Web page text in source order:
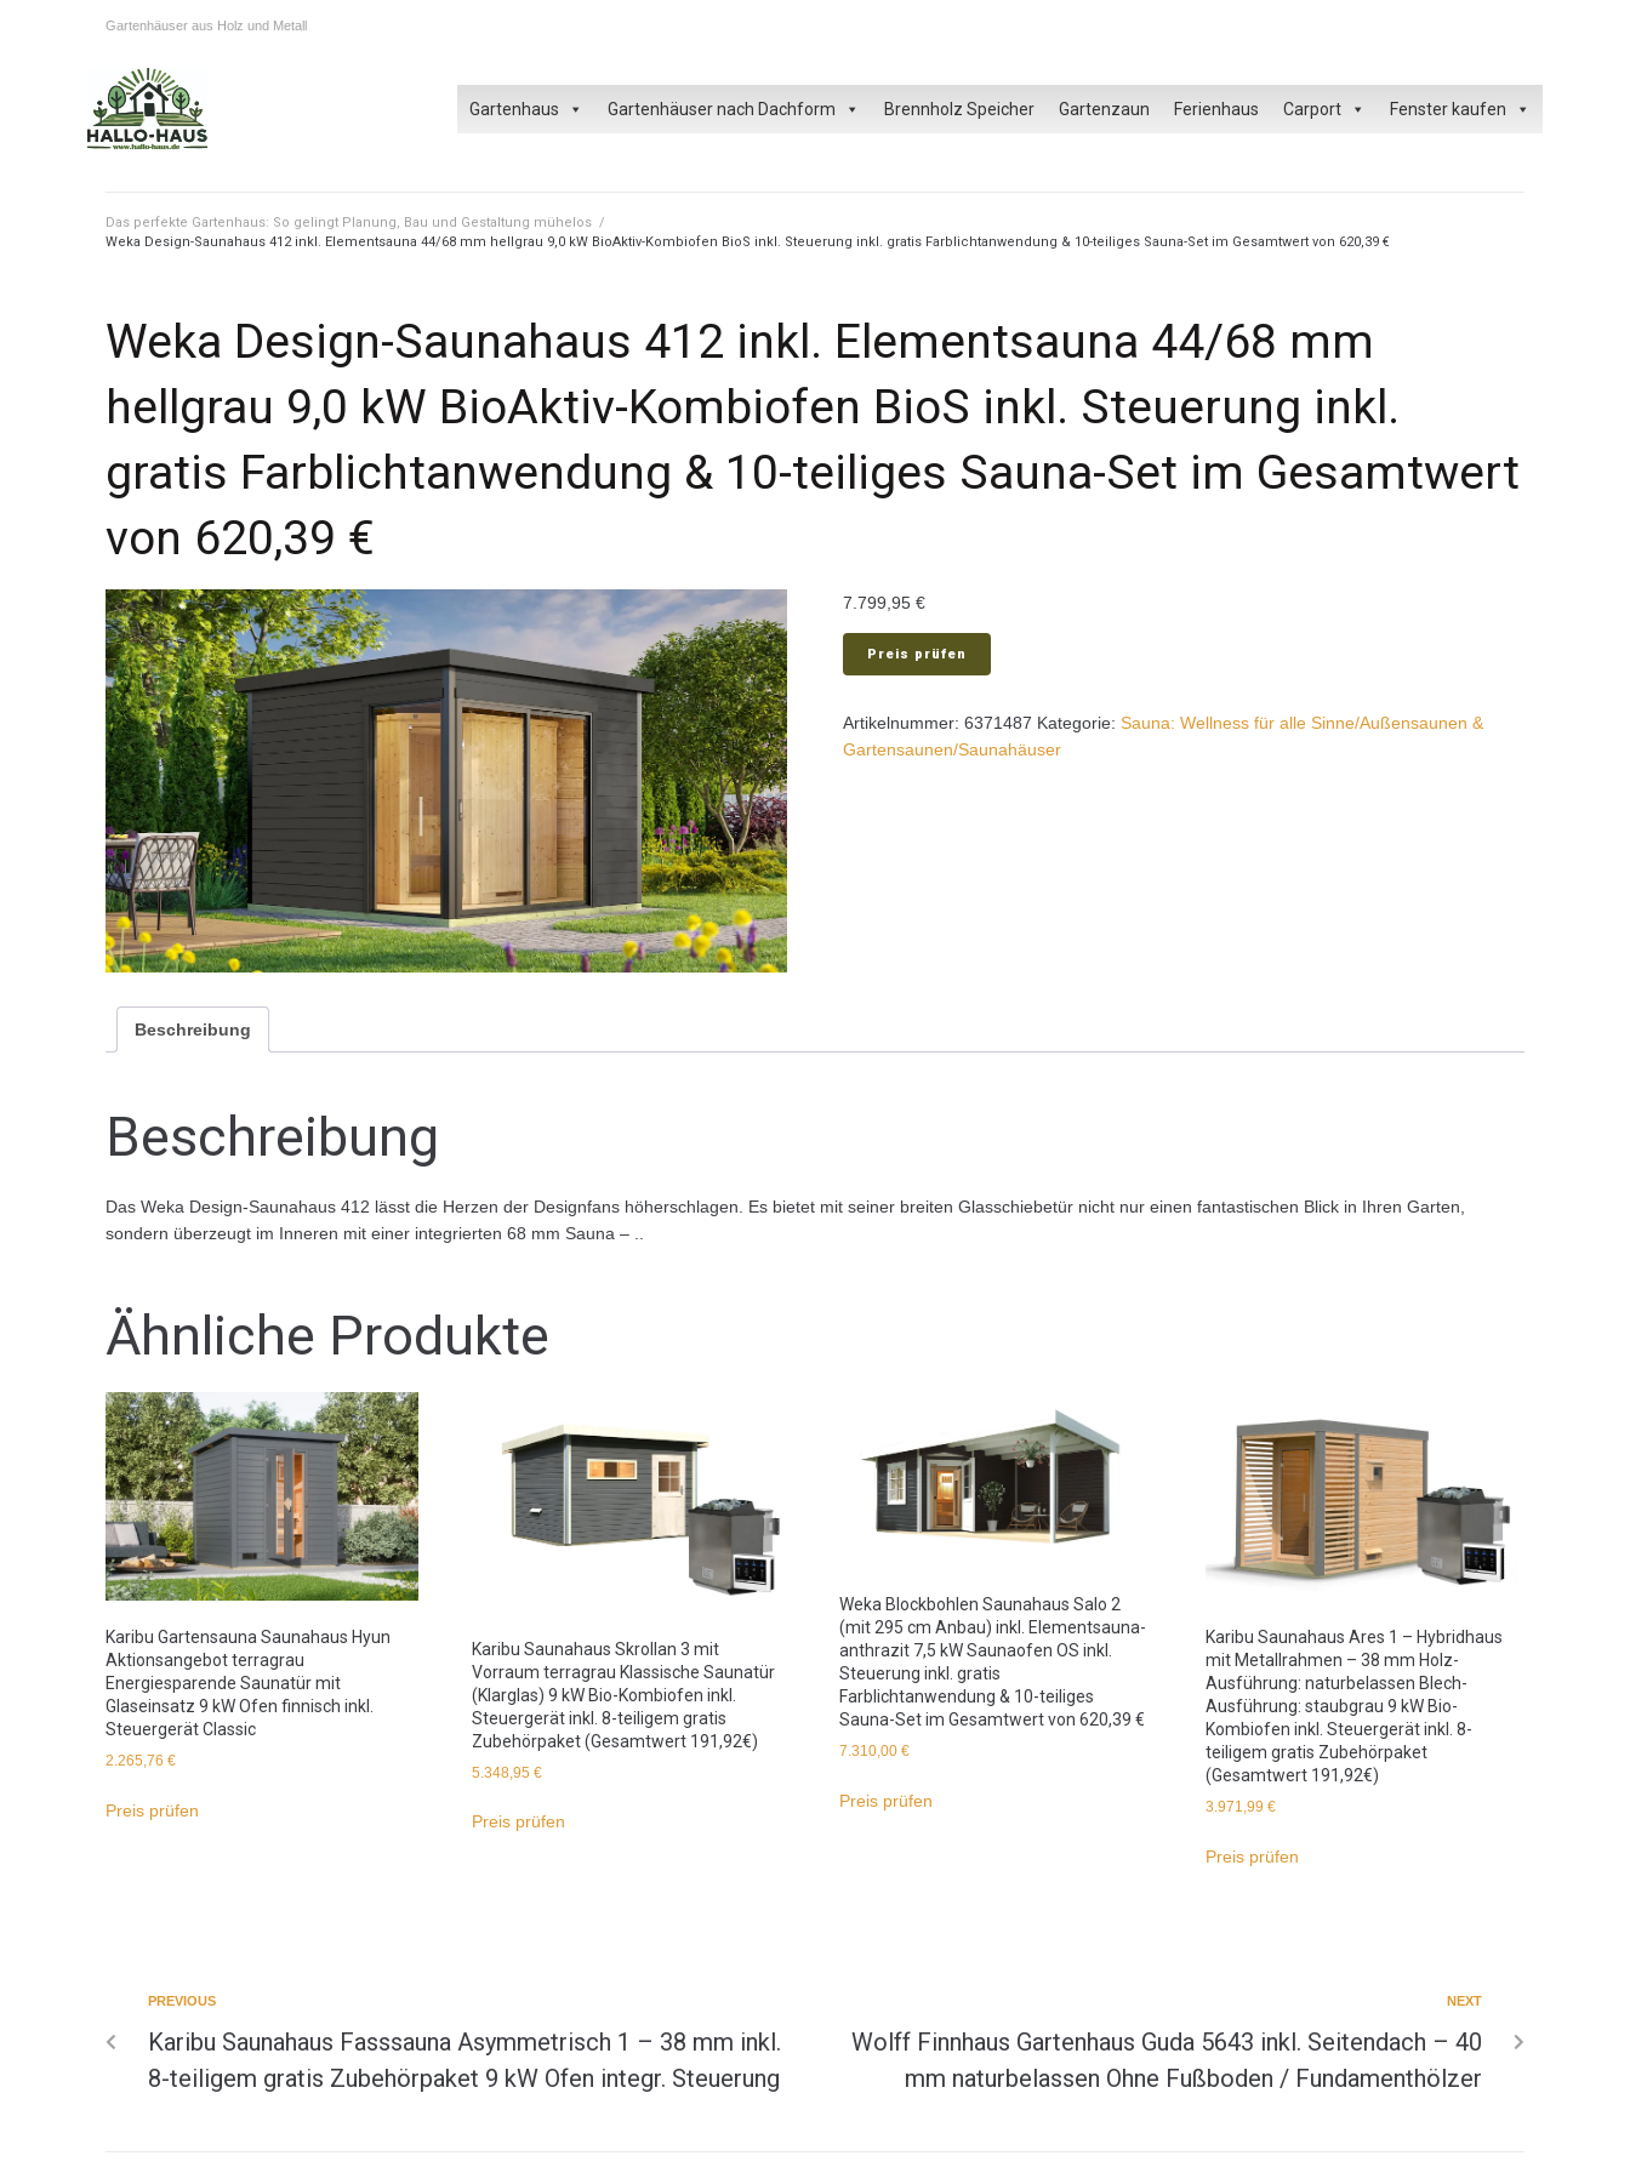
Gartenhäuser aus Holz und Metall
Gartenhaus Gartenhäuser nach Dachform Brennholz Speicher Gartenzaun Ferienhaus Carport Fenster kaufen
Das perfekte Gartenhaus: So gelingt Planung, Bau und Gestaltung mühelos /
Weka Design-Saunahaus 412 inkl. Elementsauna 44/68 mm hellgrau 9,0 kW BioAktiv-Kombiofen BioS inkl. Steuerung inkl. gratis Farblichtanwendung & 10-teiliges Sauna-Set im Gesamtwert von 620,39 €
Weka Design-Saunahaus 412 inkl. Elementsauna 44/68 mm
hellgrau 9,0 kW BioAktiv-Kombiofen BioS inkl. Steuerung inkl.
gratis Farblichtanwendung & 10-teiliges Sauna-Set im Gesamtwert
von 620,39 €
7.799,95€
Preis prüfen
Artikelnummer:6371487 Kategorie:Sauna: Wellness für alle Sinne/Außensaunen &
Gartensaunen/Saunahäuser
Beschreibung
Beschreibung
Das Weka Design-Saunahaus 412 lässt die Herzen der Designfans höherschlagen. Es bietet mit seiner breiten Glasschiebetür nicht nur einen fantastischen Blick in Ihren Garten,
sondern überzeugt im Inneren mit einer integrierten 68 mm Sauna – ..
Ähnliche Produkte
Karibu Gartensauna Saunahaus Hyun
Aktionsangebot terragrau
Energiesparende Saunatür mit
Glaseinsatz 9 kW Ofen finnisch inkl.
Steuergerät Classic
2.265,76 €
Preis prüfen
Karibu Saunahaus Skrollan 3 mit
Vorraum terragrau Klassische Saunatür
(Klarglas) 9 kW Bio-Kombiofen inkl.
Steuergerät inkl. 8-teiligem gratis
Zubehörpaket (Gesamtwert 191,92€)
5.348,95€
Preis prüfen
Weka Blockbohlen Saunahaus Salo 2
(mit 295 cm Anbau) inkl. Elementsauna-
anthrazit 7,5 kW Saunaofen OS inkl.
Steuerung inkl. gratis
Farblichtanwendung & 10-teiliges
Sauna-Set im Gesamtwert von 620,39 €
7.310,00 €
Preis prüfen
Karibu Saunahaus Ares 1 – Hybridhaus
mit Metallrahmen – 38 mm Holz-
Ausführung: naturbelassen Blech-
Ausführung: staubgrau 9 kW Bio-
Kombiofen inkl. Steuergerät inkl. 8-
teiligem gratis Zubehörpaket
(Gesamtwert 191,92€)
3.971,99€
Preis prüfen
PREVIOUS
Karibu Saunahaus Fasssauna Asymmetrisch 1 – 38 mm inkl.
8-teiligem gratis Zubehörpaket 9 kW Ofen integr. Steuerung
NEXT
Wolff Finnhaus Gartenhaus Guda 5643 inkl. Seitendach – 40
mm naturbelassen Ohne Fußboden / Fundamenthölzer